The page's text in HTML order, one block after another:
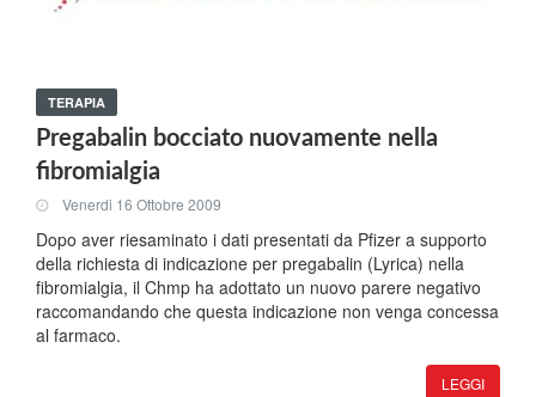
TERAPIA
Pregabalin bocciato nuovamente nella
fibromialgia
Venerdi 16 Ottobre 2009
Dopo aver riesaminato i dati presentati da Pfizer a supporto
della richiesta di indicazione per pregabalin (Lyrica) nella
fibromialgia, il Chmp ha adottato un nuovo parere negativo
raccomandando che questa indicazione non venga concessa
al farmaco.
LEGGI